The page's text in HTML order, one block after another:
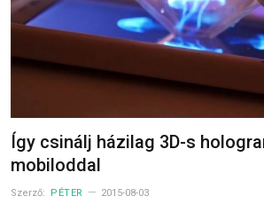
Így csinálj házilag 3D-s
mobiloddal
Szerző: PÉTER 2015-08-03